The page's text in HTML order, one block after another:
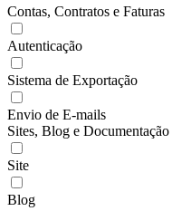
Contas, Contratos e Faturas
Autenticação
Sistema de Exportação
Envio de E-mails
Sites, Blog e Documentação
Site
Blog